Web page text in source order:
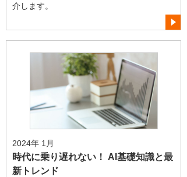
介します。
2024年 1月
時代に乗り遅れない！ AI基礎知識と最
新トレンド